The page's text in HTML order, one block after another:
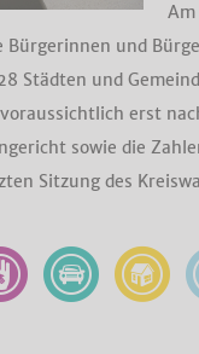
Am
und
Städten und
erst
sowie die
Sitzung des